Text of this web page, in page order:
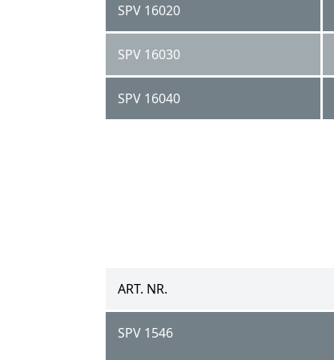
SPV 16020
SPV 16030
SPV 16040
ART. NR.
SPV 1546